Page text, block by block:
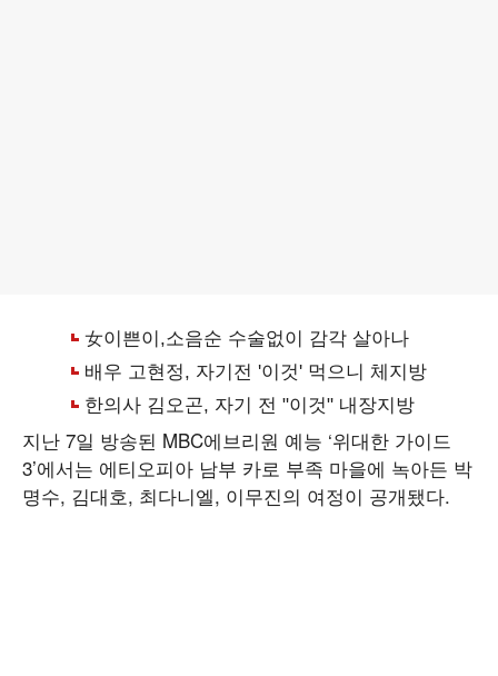
지난 7일 방송된 MBC에브리원 예능 ‘위대한 가이드
3’에서는 에티오피아 남부 카로 부족 마을에 녹아든 박
명수, 김대호, 최다니엘, 이무진의 여정이 공개됐다.